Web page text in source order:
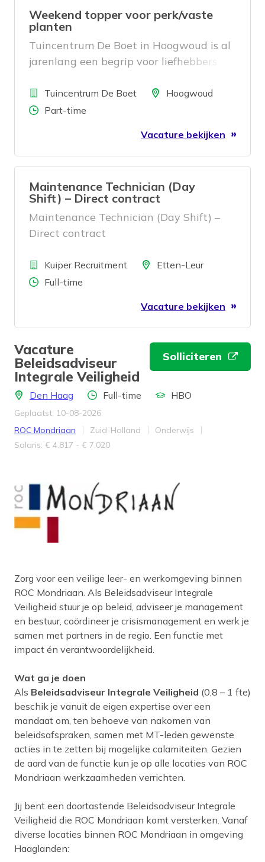
Brabant. Bij Doomtech denken we in
oplossingen en gaan we vaak verder
dan wat de klant van ons vraagt. Een
hecht team van fijne collega’s werkt,
Maaskade in Oss, samen aan slimme
digitale toepassingen.
Weekend topper voor perk/vaste
planten
Tuincentrum De Boet in Hoogwoud is al
jarenlang een begrip voor liefhebbers
eigentijds, verrassend en uniek
familiebedrijf waar klantvriendelijkheid
BedrijfTuincentrum De BoetLocatieHoogwoud
Aantal uren
Part-time
Vacature bekijken
Maintenance Technician (Day
Shift) – Direct contract
Maintenance Technician (Day Shift) –
Direct contract
BedrijfKuiper RecruitmentLocatieEtten-Leur
Aantal uren
Full-time
Vacature bekijken
Vacature
Beleidsadviseur
Integrale Veiligheid
Solliciteren
LocatieDen Haag Aantal uren
Full-time Opleidingsniveau
HBO
Geplaatst: 10-08-2026
Bedrijf
ROC Mondriaan Provincie
Zuid-Holland Werkveld
Onderwijs
Salaris
Salaris: € 4.817 - € 7.020
Zorg voor een veilige leer- en werkomgeving binnen
ROC Mondriaan. Als Beleidsadviseur Integrale
Veiligheid stuur je op beleid, adviseer je management
en bestuur, coördineer je crisismanagement en werk je
samen met partners in de regio. Een functie met
impact én verantwoordelijkheid.
Wat ga je doen
Als Beleidsadviseur Integrale Veiligheid (0,8 – 1 fte)
beschik je vanuit de eigen expertise over een
mandaat om, ten behoeve van nakomen van
beleidsafspraken, samen met MT-leden gewenste
acties in te zetten bij mogelijke calamiteiten. Gezien
de aard van de functie kun je op alle locaties van ROC
Mondriaan werkzaamheden verrichten.
Jij bent een doortastende Beleidsadviseur Integrale
Veiligheid die ROC Mondriaan komt versterken. Vanaf
diverse locaties binnen ROC Mondriaan in omgeving
Haaglanden: